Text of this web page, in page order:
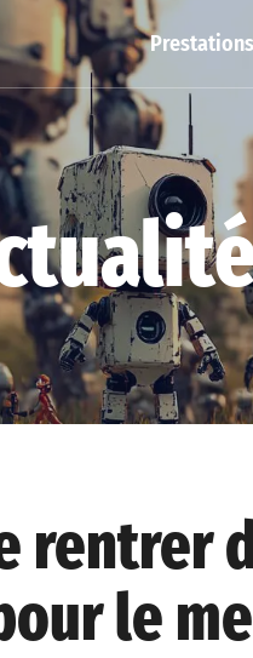
Prestations
rentrer
le